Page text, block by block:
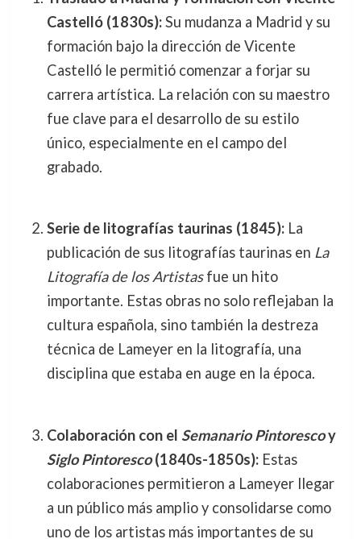
Castelló (1830s):Su mudanza a Madrid y su
formación bajo la dirección de Vicente
Castelló le permitió comenzar a forjar su
carrera artística. La relación con su maestro
fue clave para el desarrollo de su estilo
único, especialmente en el campo del
grabado.
Serie de litografías taurinas (1845):La
publicación de sus litografías taurinas en La
Litografía de los Artistasfue un hito
importante. Estas obras no solo reflejaban la
cultura española, sino también la destreza
técnica de Lameyer en la litografía, una
disciplina que estaba en auge en la época.
Colaboración con el Semanario Pintorescoy
Siglo Pintoresco(1840s-1850s):Estas
colaboraciones permitieron a Lameyer llegar
a un público más amplio y consolidarse como
uno de los artistas más importantes de su